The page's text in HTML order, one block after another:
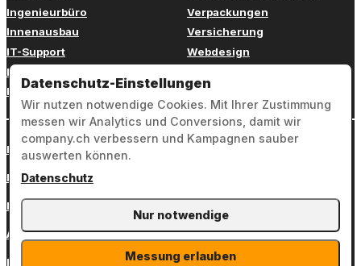
Ingenieurbüro
Innenausbau
IT-Support
Kinderbetreuung
Kosmetik
Verpackungen
Versicherung
Webdesign
Zahnarzt
Login
Impressum
Datenschutz
AGB
Kontakt
Datenschutz-Einstellungen
Wir nutzen notwendige Cookies. Mit Ihrer Zustimmung
messen wir Analytics und Conversions, damit wir
company.ch verbessern und Kampagnen sauber
auswerten können.
Datenschutz
Nur notwendige
Messung erlauben